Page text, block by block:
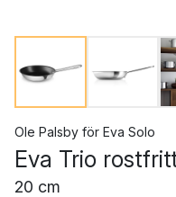
Ole Palsby för Eva Solo
Eva Trio
20 cm